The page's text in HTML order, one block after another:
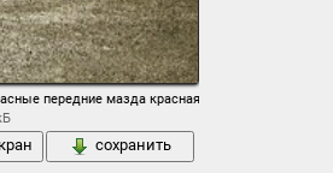
веснапередние мазда красная колонны солнце блик
сохранить